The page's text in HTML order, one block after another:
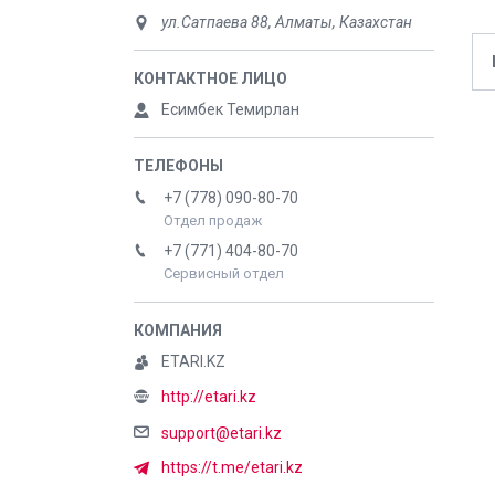
ул.Сатпаева 88, Алматы, Казахстан
Есимбек Темирлан
+7 (778) 090-80-70
Отдел продаж
+7 (771) 404-80-70
Сервисный отдел
ETARI.KZ
http://etari.kz
support@etari.kz
https://t.me/etari.kz